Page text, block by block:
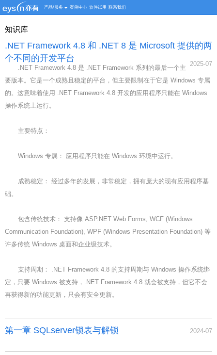
产品/服务 案例中心 软件试用 联系我们
知识库
.NET Framework 4.8 和 .NET 8 是 Microsoft 提供的两
个不同的开发平台
2025-07
.NET Framework 4.8 是 .NET Framework 系列的最后一个主
要版本。它是一个成熟且稳定的平台，但主要限制在于它是 Windows 专属
的。这意味着使用 .NET Framework 4.8 开发的应用程序只能在 Windows
操作系统上运行。
主要特点：
Windows 专属： 应用程序只能在 Windows 环境中运行。
成熟稳定： 经过多年的发展，非常稳定，拥有庞大的现有应用程序基
础。
包含传统技术： 支持像 ASP.NET Web Forms, WCF (Windows
Communication Foundation), WPF (Windows Presentation Foundation) 等
许多传统 Windows 桌面和企业级技术。
支持周期： .NET Framework 4.8 的支持周期与 Windows 操作系统绑
定，只要 Windows 被支持，.NET Framework 4.8 就会被支持，但它不会
再获得新的功能更新，只会有安全更新。
第一章 SQLserver锁表与解锁 2024-07